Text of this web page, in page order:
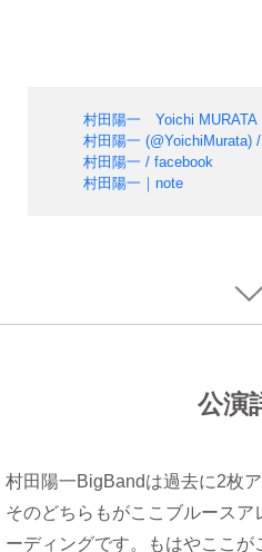
村田陽一 Yoichi MURATA
村田陽一 (@YoichiMurata)
村田陽一 / facebook
村田陽一｜note
公演
村田陽一BigBandは過去に2枚
そのどちらもがここブルースア
ーディングです。もはやここ